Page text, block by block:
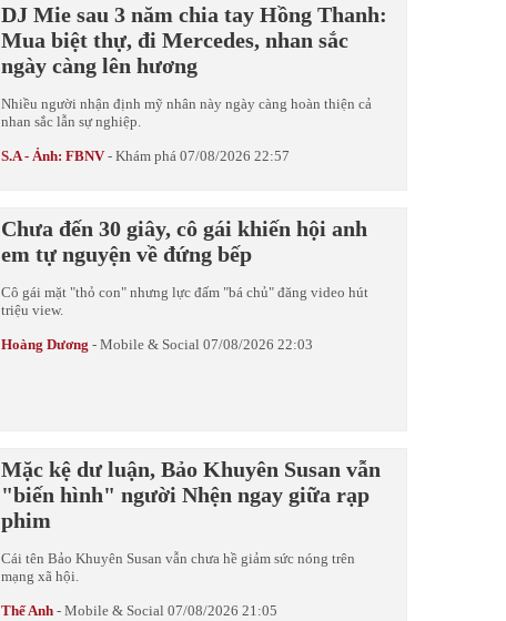
DJ Mie sau 3 năm chia tay Hồng Thanh:
Mua biệt thự, đi Mercedes, nhan sắc
ngày càng lên hương
Nhiều người nhận định mỹ nhân này ngày càng hoàn thiện cả
nhan sắc lẫn sự nghiệp.
S.A - Ảnh: FBNV- Khám phá 07/08/2026 22:57
Chưa đến 30 giây, cô gái khiến hội anh
em tự nguyện về đứng bếp
Cô gái mặt "thỏ con" nhưng lực đấm "bá chủ" đăng video hút
triệu view.
Hoàng Dương - Mobile & Social 07/08/2026 22:03
Mặc kệ dư luận, Bảo Khuyên Susan vẫn
"biến hình" người Nhện ngay giữa rạp
phim
Cái tên Bảo Khuyên Susan vẫn chưa hề giảm sức nóng trên
mạng xã hội.
Thế Anh - Mobile & Social 07/08/2026 21:05